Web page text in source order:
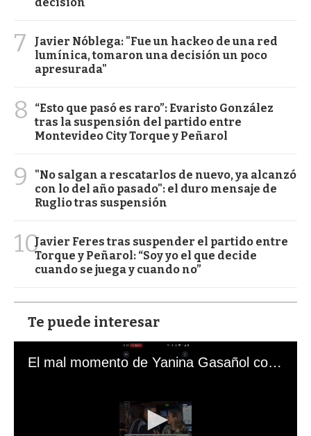
7
Javier Nóblega: "Fue un hackeo de una red
lumínica, tomaron una decisión un poco
apresurada"
8
“Esto que pasó es raro”: Evaristo González
tras la suspensión del partido entre
Montevideo City Torque y Peñarol
9
"No salgan a rescatarlos de nuevo, ya alcanzó
con lo del año pasado": el duro mensaje de
Ruglio tras suspensión
10Javier Feres tras suspender el partido entre
Torque y Peñarol: “Soy yo el que decide
cuando se juega y cuando no”
Te puede interesar
El mal momento de Yanina Gasañol con un hincha argentino en "Subrayado"